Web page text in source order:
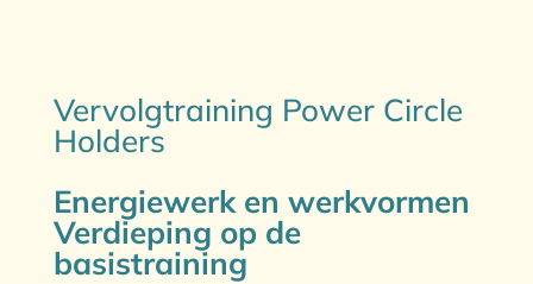
Vervolgtraining Power Circle
Holders
Energiewerk en werkvormen
Verdieping op de
basistraining